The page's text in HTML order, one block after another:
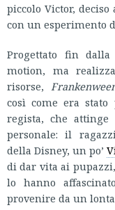
piccolo Victor,
con un esperimento
Progettato fin
motion, ma
risorse,
così come era stato
regista, che
personale: il
della Disney, un po’
di dar vita ai
lo hanno
provenire da un